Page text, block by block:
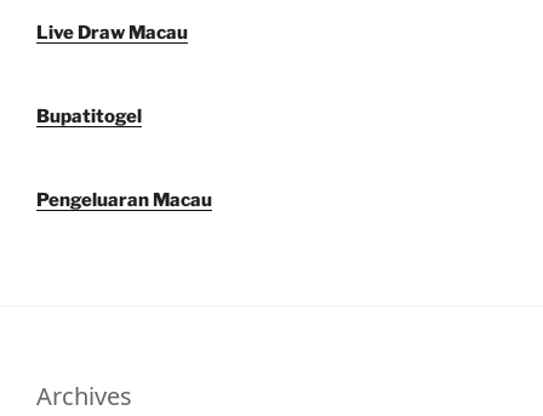
Live Draw Macau
Bupatitogel
Pengeluaran Macau
Archives